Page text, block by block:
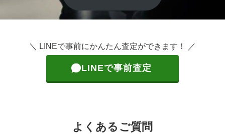
＼ LINEで事前にかんたん査定ができます！ ／
LINEで事前査定
よくあるご質問